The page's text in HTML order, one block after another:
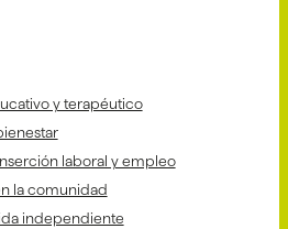
y terapéutico
laboral y empleo
la comunidad
independiente